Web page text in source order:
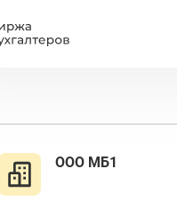
ООО МБ1